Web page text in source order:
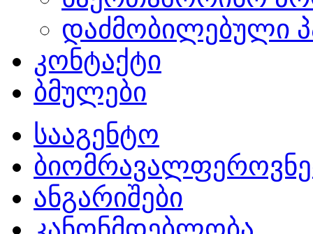
დაძმობილებული
კონტაქტი
ბმულები
სააგენტო
ანგარიშები